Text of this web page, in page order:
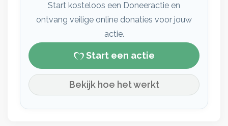
Start kosteloos een Doneeractie en
ontvang veilige online donaties voor jouw
actie.
Start een actie
Bekijk hoe het werkt